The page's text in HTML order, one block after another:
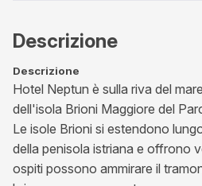
Descrizione
Descrizione
Hotel Neptun è sulla riva del
dell'isola Brioni Maggiore del
Le isole Brioni si estendono
della penisola istriana e offrono
ospiti possono ammirare il